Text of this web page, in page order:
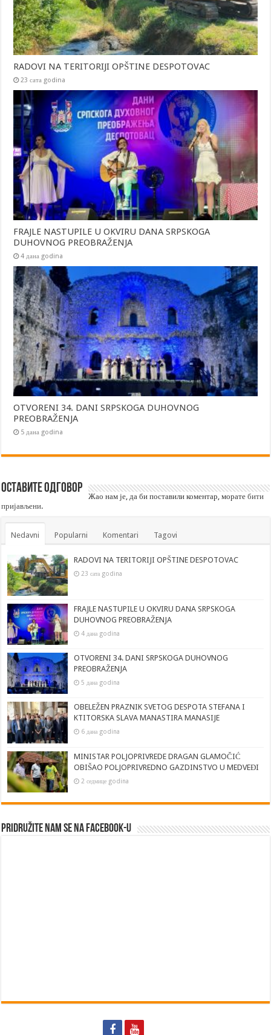
RADOVI NA TERITORIJI OPŠTINE DESPOTOVAC
23 сата godina
FRAJLE NASTUPILE U OKVIRU DANA SRPSKOGA
DUHOVNOG PREOBRAŽENJA
4 дана godina
OTVORENI 34. DANI SRPSKOGA DUHOVNOG
PREOBRAŽENJA
5 дана godina
Оставите одговор
Жао нам је, да би поставили коментар, моратебити
пријављени.
Nedavni Popularni Komentari Tagovi
RADOVI NA TERITORIJI OPŠTINE DESPOTOVAC
23 сата godina
FRAJLE NASTUPILE U OKVIRU DANA SRPSKOGA
DUHOVNOG PREOBRAŽENJA
4 дана godina
OTVORENI 34. DANI SRPSKOGA DUHOVNOG
PREOBRAŽENJA
5 дана godina
OBELEŽEN PRAZNIK SVETOG DESPOTA STEFANA I
KTITORSKA SLAVA MANASTIRA MANASIJE
6 дана godina
MINISTAR POLJOPRIVREDE DRAGAN GLAMOČIĆ
OBIŠAO POLJOPRIVREDNO GAZDINSTVO U MEDVEĐI
2 седмице godina
Pridružite nam se na Facebook-u